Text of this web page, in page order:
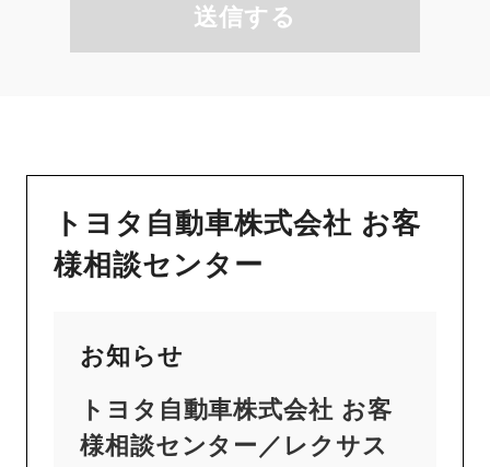
送信する
トヨタ自動車株式会社 お客
様相談センター
お知らせ
トヨタ自動車株式会社 お客
様相談センター／レクサス